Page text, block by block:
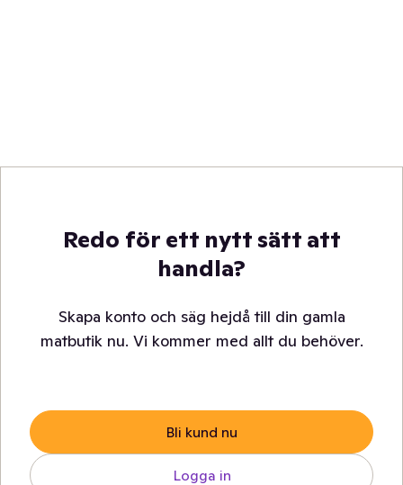
Redo för ett nytt sätt att
handla?
Skapa konto och säg hejdå till din gamla
matbutik nu. Vi kommer med allt du behöver.
Bli kund nu
Logga in